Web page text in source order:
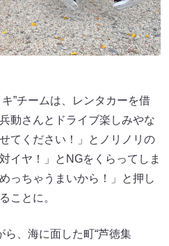
”チームは、レンタカーを借
動さんとドライブ楽しみやな
てください！」とノリノリの
イヤ！」とNGをくらってしま
っちゃうまいから！」と押し
ことに。
、海に面した町“芦徳集